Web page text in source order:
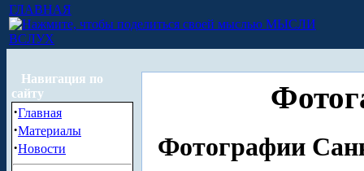
ГЛАВНАЯ
МЫСЛИ
ВСЛУХ
Навигация по
сайту
·Главная
·Материалы
·Новости Фотографии